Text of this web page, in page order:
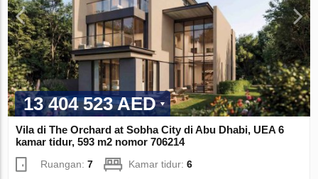
13 404 523 AED
Vila di The Orchard at Sobha City di Abu Dhabi, UEA 6
kamar tidur, 593 m2 nomor 706214
Ruangan:7 Kamar tidur:6